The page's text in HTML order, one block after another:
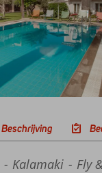
Beschrijving
Kalamaki Fly